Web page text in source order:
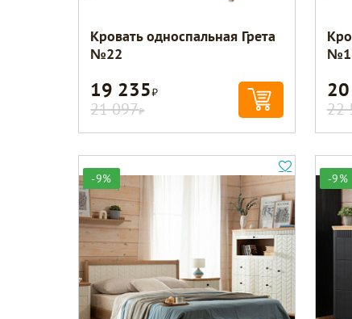
Кровать односпальная Грета
№22
19 235Р
21 097Р 22
-9% -9%